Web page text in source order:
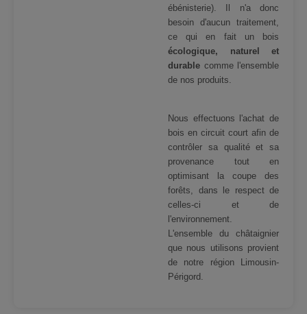
ébénisterie). Il n'a donc
besoin d'aucun traitement,
ce qui en fait un bois
écologique, naturel et
durable comme l'ensemble
de nos produits.
Nous effectuons l'achat de
bois en circuit court afin de
contrôler sa qualité et sa
provenance tout en
optimisant la coupe des
forêts, dans le respect de
celles-ci et de
l'environnement.
L'ensemble du châtaignier
que nous utilisons provient
de notre région Limousin-
Périgord.